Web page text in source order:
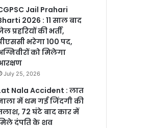
Jail Prahari
2026 : 11 साल बाद
प्रहरियों की भर्ती,
भरेगा 100 पद,
को मिलेगा
July 25, 2026
Nala Accident : लात
में थम गई जिंदगी की
72 घंटे बाद कार में
दंपति के शव